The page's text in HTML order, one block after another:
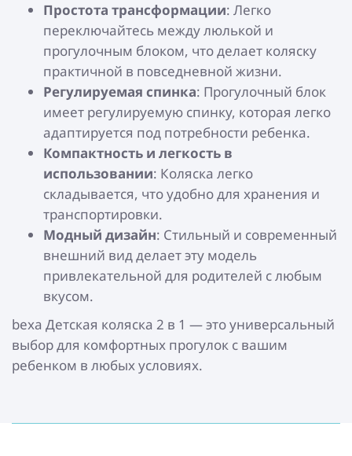
Простота трансформации: Легко
переключайтесь между люлькой и
прогулочным блоком, что делает коляску
практичной в повседневной жизни.
Регулируемая спинка: Прогулочный блок
имеет регулируемую спинку, которая легко
адаптируется под потребности ребенка.
Компактность и легкость в
использовании: Коляска легко
складывается, что удобно для хранения и
транспортировки.
Модный дизайн: Стильный и современный
внешний вид делает эту модель
привлекательной для родителей с любым
вкусом.
bexa Детская коляска 2 в 1 — это универсальный
выбор для комфортных прогулок с вашим
ребенком в любых условиях.